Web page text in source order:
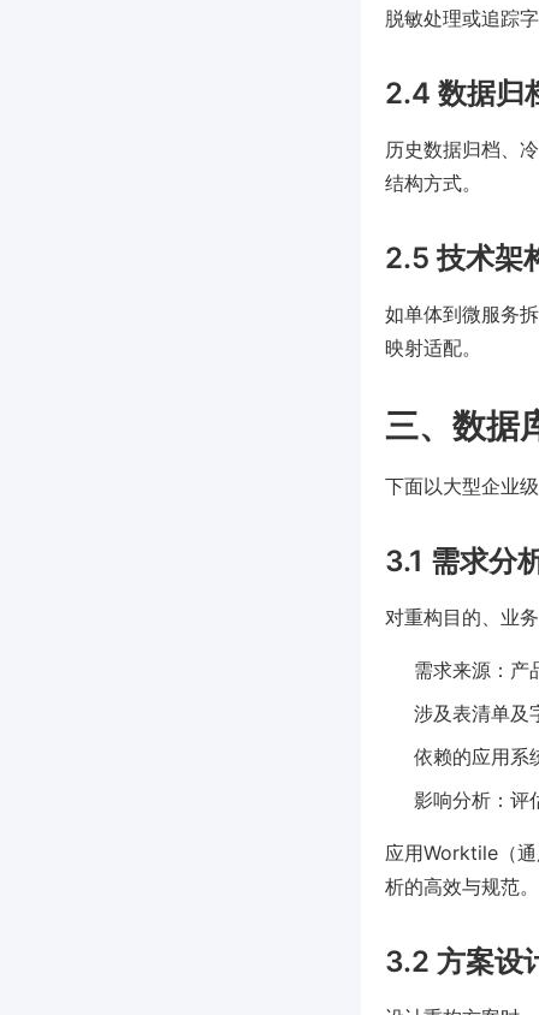
脱敏处理或追踪
2.4 数据归
历史数据归档、
结构方式。
2.5 技术架
如单体到微服务
映射适配。
三、数据
下面以大型企业
3.1 需求分
对重构目的、业
需求来源：产
涉及表清单及
依赖的应用系
影响分析：评
应用Worktile（
析的高效与规范。
3.2 方案设